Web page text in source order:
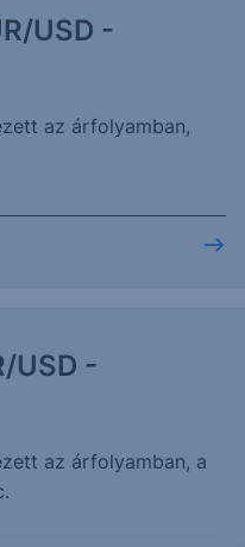
USD -
az árfolyamban,
USD -
az árfolyamban, a